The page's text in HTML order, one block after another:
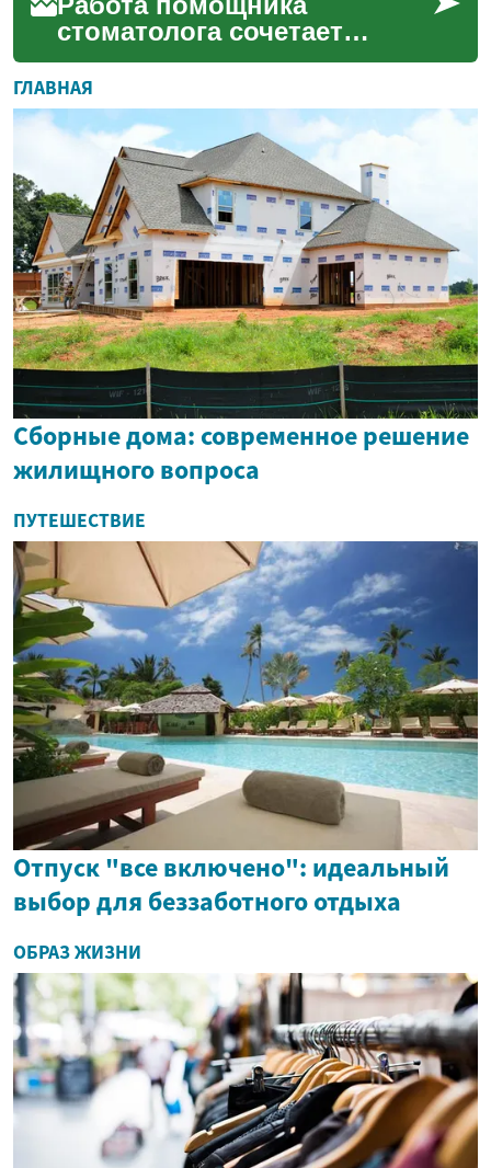
стоматолога сочетает
клинические умения,
навыки общения и знание
организационных
процессов клиники. ...
ГЛАВНАЯ
Сборные дома: современное решение
жилищного вопроса
ПУТЕШЕСТВИЕ
Отпуск "все включено": идеальный
выбор для беззаботного отдыха
ОБРАЗ ЖИЗНИ